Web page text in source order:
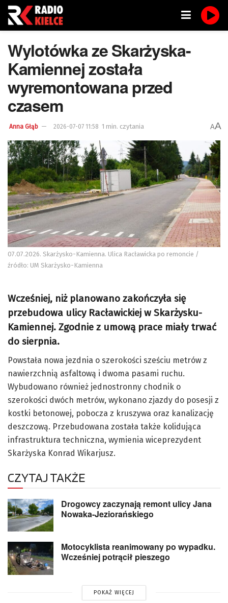
Wylotówka ze Skarżyska-
Kamiennej została
wyremontowana przed
czasem
Anna Głąb 2026-07-07 11:58 1 min. czytania AA
07.07.2026. Skarżysko-Kamienna. Ulica Racławicka po remoncie /
źródło: UM Skarżysko-Kamienna
Wcześniej, niż planowano zakończyła się
przebudowa ulicy Racławickiej w Skarżysku-
Kamiennej. Zgodnie z umową prace miały trwać
do sierpnia.
Powstała nowa jezdnia o szerokości sześciu metrów z
nawierzchnią asfaltową i dwoma pasami ruchu.
Wybudowano również jednostronny chodnik o
szerokości dwóch metrów, wykonano zjazdy do posesji z
kostki betonowej, pobocza z kruszywa oraz kanalizację
deszczową. Przebudowana została także kolidująca
infrastruktura techniczna, wymienia wiceprezydent
Skarżyska Konrad Wikarjusz.
CZYTAJ TAKŻE
Drogowcy zaczynają remont ulicy Jana
Nowaka-Jeziorańskiego
Motocyklista reanimowany po wypadku.
Wcześniej potrącił pieszego
POKAŻ WIĘCEJ